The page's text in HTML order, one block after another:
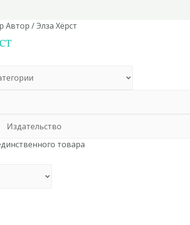
Автор / Элза Хёрст
товара